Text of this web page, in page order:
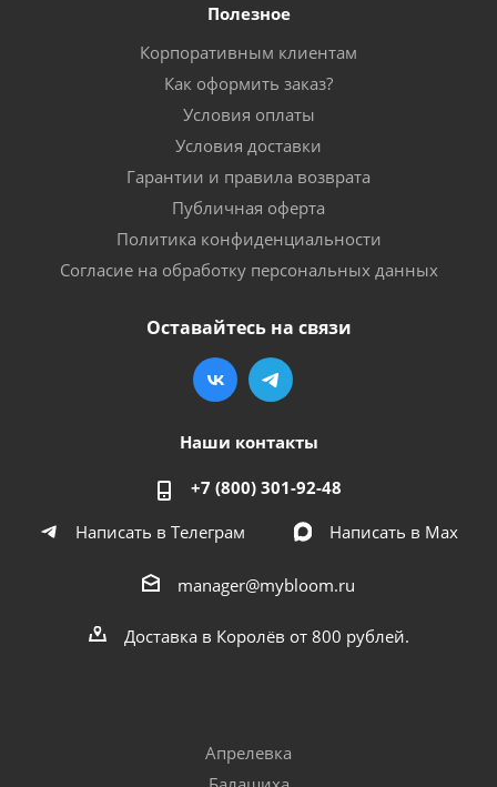
Полезное
Корпоративным клиентам
Как оформить заказ?
Условия оплаты
Условия доставки
Гарантии и правила возврата
Публичная оферта
Политика конфиденциальности
Согласие на обработку персональных данных
Оставайтесь на связи
Наши контакты
+7 (800) 301-92-48
Написать в Телеграм
Написать в Мах
manager@mybloom.ru
Доставка в Королёв от 800 рублей.
Апрелевка